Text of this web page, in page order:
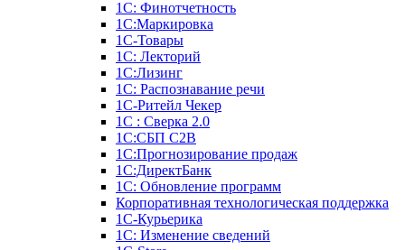
1С: Финотчетность
1С:Маркировка
1С-Товары
1С: Лекторий
1С:Лизинг
1С: Распознавание речи
1C-Ритейл Чекер
1С : Сверка 2.0
1С:СБП C2B
1С:Прогнозирование продаж
1С:ДиректБанк
1С: Обновление программ
Корпоративная технологическая поддержка
1С-Курьерика
1С: Изменение сведений